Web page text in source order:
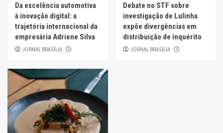
Da excelência automotiva
à inovação digital: a
trajetória internacional da
empresária Adriene Silva
JORNAL BRASÍLIA
Debate no STF sobre
investigação de Lulinha
expõe divergências em
distribuição de inquérito
JORNAL BRASÍLIA